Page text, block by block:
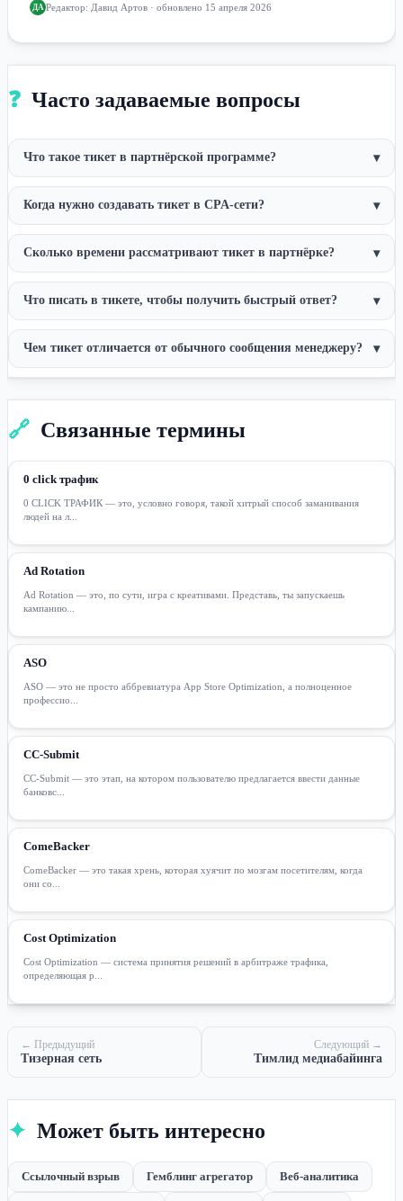
ДА Редактор: Давид Артов · обновлено 15 апреля 2026
❓ Часто задаваемые вопросы
Что такое тикет в партнёрской программе? ▾
Когда нужно создавать тикет в CPA-сети? ▾
Сколько времени рассматривают тикет в партнёрке? ▾
Что писать в тикете, чтобы получить быстрый ответ? ▾
Чем тикет отличается от обычного сообщения менеджеру? ▾
🔗 Связанные термины
0 click трафик
0 CLICK ТРАФИК — это, условно говоря, такой хитрый способ заманивания
людей на л...
Ad Rotation
Ad Rotation — это, по сути, игра с креативами. Представь, ты запускаешь
кампанию...
ASO
ASO — это не просто аббревиатура App Store Optimization, а полноценное
профессио...
CC-Submit
CC-Submit — это этап, на котором пользователю предлагается ввести данные
банковс...
ComeBacker
ComeBacker — это такая хрень, которая хуячит по мозгам посетителям, когда
они со...
Cost Optimization
Cost Optimization — система принятия решений в арбитраже трафика,
определяющая р...
← Предыдущий
Тизерная сеть
Следующий →
Тимлид медиабайинга
✦ Может быть интересно
Ссылочный взрыв Гемблинг агрегатор Веб-аналитика